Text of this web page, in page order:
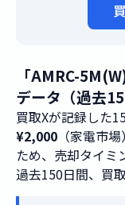
「AMRC-
データ（過去
買取Xが記録した
¥2,000 （家電市
ため、売却タイミ
過去150日間、買